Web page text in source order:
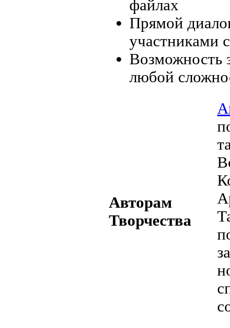
файлах
Прямой
участниками
Возможность
любой
Авторам
Творчества